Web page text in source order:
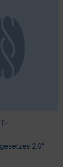
2.0“